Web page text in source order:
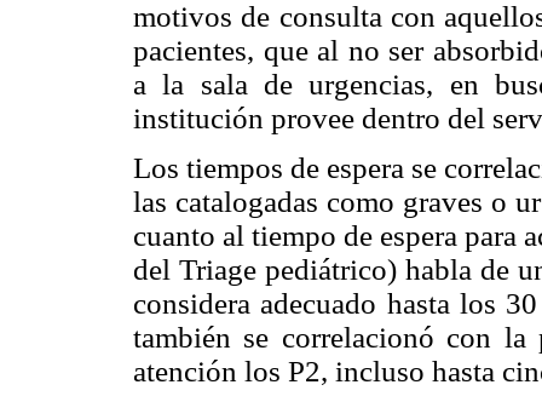
motivos de consulta con
pacientes, que al no ser
a la sala de urgencias, en
institución provee dentro del
Los tiempos de espera se
las catalogadas como graves o
cuanto al tiempo de espera para
del Triage pediátrico) habla de
considera adecuado hasta los
también se correlacionó con la
atención los P2, incluso hasta